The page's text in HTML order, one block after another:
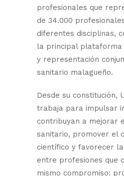
profesionales que
de 34.000
diferentes disciplinas,
la principal plataforma
y representación
sanitario malagueño.
Desde su constitución,
trabaja para impulsar
contribuyan a mejorar
sanitario, promover el
científico y favorecer
entre profesiones que
mismo compromiso: